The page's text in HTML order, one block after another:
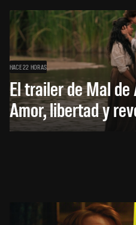
HACE 22 HORAS
El trailer de Mal
Amor, libertad y